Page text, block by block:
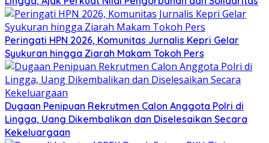
Peringati HPN 2026, Komunitas Jurnalis Kepri Gelar
Syukuran hingga Ziarah Makam Tokoh Pers
Dugaan Penipuan Rekrutmen Calon Anggota Polri di
Lingga, Uang Dikembalikan dan Diselesaikan Secara
Kekeluargaan